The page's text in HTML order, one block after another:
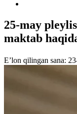
25-may
maktab
E’lon qilingan sana: